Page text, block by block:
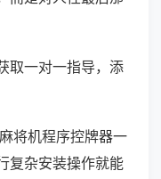
取一对一指导，添
将机程序控牌器一
复杂安装操作就能